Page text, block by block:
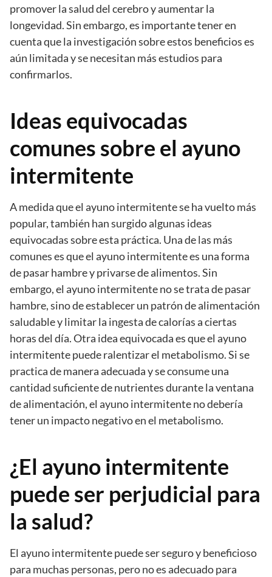
promover la salud del cerebro y aumentar la
longevidad. Sin embargo, es importante tener en
cuenta que la investigación sobre estos beneficios es
aún limitada y se necesitan más estudios para
confirmarlos.
Ideas equivocadas
comunes sobre el ayuno
intermitente
A medida que el ayuno intermitente se ha vuelto más
popular, también han surgido algunas ideas
equivocadas sobre esta práctica. Una de las más
comunes es que el ayuno intermitente es una forma
de pasar hambre y privarse de alimentos. Sin
embargo, el ayuno intermitente no se trata de pasar
hambre, sino de establecer un patrón de alimentación
saludable y limitar la ingesta de calorías a ciertas
horas del día. Otra idea equivocada es que el ayuno
intermitente puede ralentizar el metabolismo. Si se
practica de manera adecuada y se consume una
cantidad suficiente de nutrientes durante la ventana
de alimentación, el ayuno intermitente no debería
tener un impacto negativo en el metabolismo.
¿El ayuno intermitente
puede ser perjudicial para
la salud?
El ayuno intermitente puede ser seguro y beneficioso
para muchas personas, pero no es adecuado para